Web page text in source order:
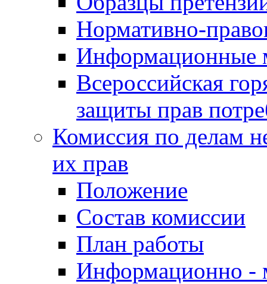
Нормативно-
Информационные
Всероссийская
защиты прав
Комиссия по делам
их прав
Положение
Состав комиссии
План работы
Информационно -